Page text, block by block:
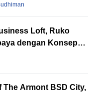
Loft, Ruko
dengan Konsep
The Armont BSD City,